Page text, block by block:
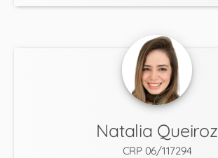
Natalia Queiroz
CRP 06/117294